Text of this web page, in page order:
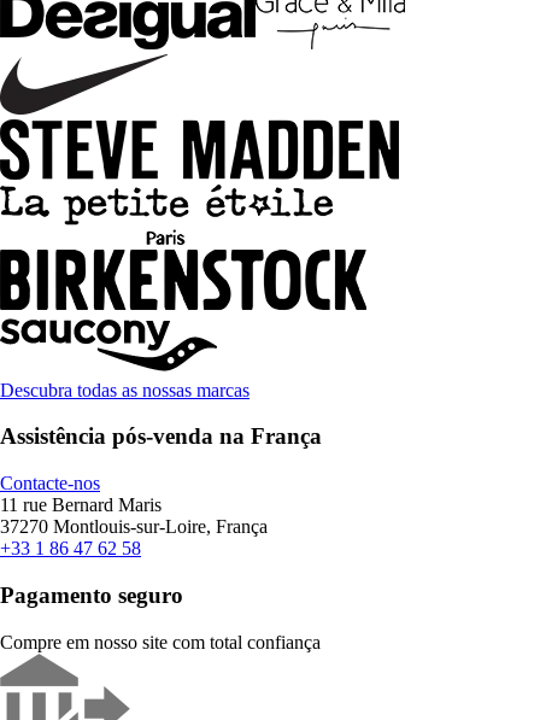
Descubra todas as nossas marcas
Assistência pós-venda na França
Contacte-nos
11 rue Bernard Maris
37270 Montlouis-sur-Loire, França
+33 1 86 47 62 58
Pagamento seguro
Compre em nosso site com total confiança